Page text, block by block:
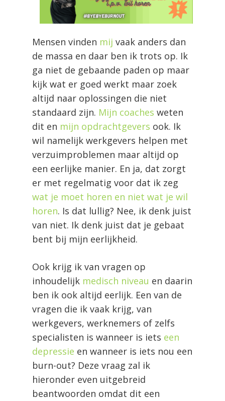
Mensen vinden mij vaak anders dan
de massa en daar ben ik trots op. Ik
ga niet de gebaande paden op maar
kijk wat er goed werkt maar zoek
altijd naar oplossingen die niet
standaard zijn. Mijn coaches weten
dit en mijn opdrachtgevers ook. Ik
wil namelijk werkgevers helpen met
verzuimproblemen maar altijd op
een eerlijke manier. En ja, dat zorgt
er met regelmatig voor dat ik zeg
wat je moet horen en niet wat je wil
horen. Is dat lullig? Nee, ik denk juist
van niet. Ik denk juist dat je gebaat
bent bij mijn eerlijkheid.
Ook krijg ik van vragen op
inhoudelijk medisch niveau en daarin
ben ik ook altijd eerlijk. Een van de
vragen die ik vaak krijg, van
werkgevers, werknemers of zelfs
specialisten is wanneer is iets een
depressie en wanneer is iets nou een
burn-out? Deze vraag zal ik
hieronder even uitgebreid
beantwoorden omdat dit een